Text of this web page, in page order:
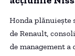
Honda plănuiește
de Renault,
de management a